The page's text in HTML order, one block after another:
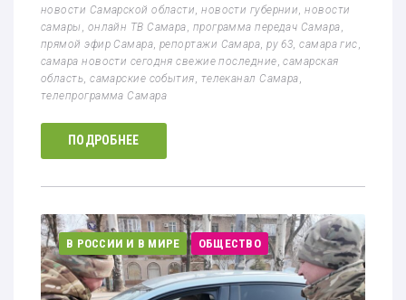
новости Самарской области ,новости губернии ,новости
самары
онлайн ТВ Самара программа передач Самара
прямой эфир Самара ,репортажи Самара ,ру 63 ,самара гис
самара новости сегодня свежие последние ,самарская
область ,самарские события телеканал Самара
телепрограмма Самара
ПОДРОБНЕЕ
В РОССИИ И В МИРЕ ОБЩЕСТВО